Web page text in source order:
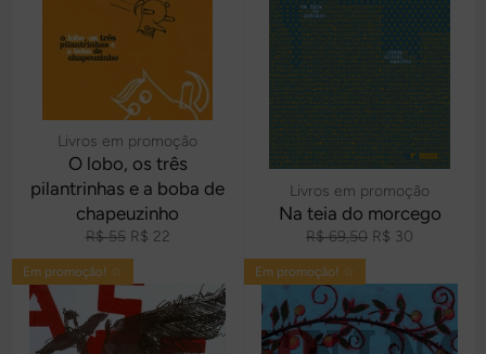
Livros em promoção
O lobo, os três
pilantrinhas e a boba de
chapeuzinho
Preço
normal
R$ 55 Preço
promocional
R$ 22
Livros em promoção
Na teia do morcego
Preço
normal
R$ 69,50 Preço
R$ 30
Em promoção! ☆ Em promoção! ☆